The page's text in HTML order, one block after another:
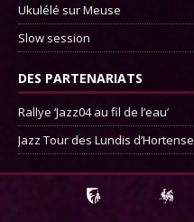
Ukulélé sur Meuse
Slow session
DES PARTENARIATS
Rallye ‘Jazz04 au fil de l’eau’
Jazz Tour des Lundis d’Hortense